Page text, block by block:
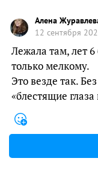
Алена
12 сентября
Лежала там, лет
только мелкому.
Это везде так.
«блестящие